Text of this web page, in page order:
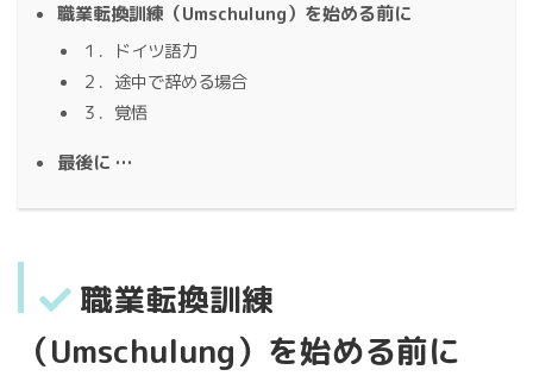
職業転換訓練（Umschulung）を始める前に
１．ドイツ語力
２．途中で辞める場合
３．覚悟
最後に …
職業転換訓練
（Umschulung）を始める前に